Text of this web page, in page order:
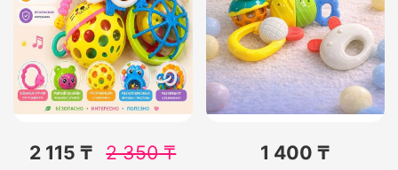
2 115 ₸ 2 350₸ 1 400 ₸